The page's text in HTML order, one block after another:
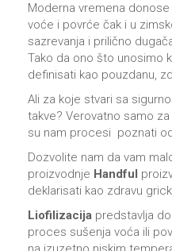
Moderna vremena
voće i povrće čak i u
sazrevanja i prilično
Tako da ono što unosimo
definisati kao pouzdanu,
Ali za koje stvari sa
takve? Verovatno samo
su nam procesi poznati
Dozvolite nam da vam
proizvodnje Handful
deklarisati kao zdravu
Liofilizacija predstavlja
proces sušenja voća ili